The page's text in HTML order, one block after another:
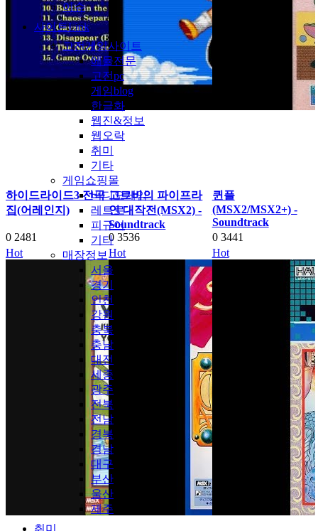
이슈
사이트Link
고전게임사이트
에뮬전문
고전pc
게임blog
한글화
웹진&정보
웹오락
취미
기타
게임쇼핑몰
비디오게임
레트로
피규어
기타
매장정보
서울
경기
인천
강원
충북
충남
대전
세종
광주
전북
전남
경북
경남
대구
부산
울산
제주
취미
하이드라이드3 전곡
집(어레인지)
0 2481
고르비의 파이프라
인 대작전(MSX2) -
Soundtrack
03536
퀸플
(MSX2/MSX2+) -
Soundtrack
0 3441
Hot
Hot Hot